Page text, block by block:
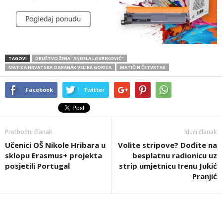
TAGOVI
DRUŠTVO ŽENA ''ANĐELA LOVREKOVIĆ''
MATICA HRVATSKA OGRANAK VELIKA GORICA
MATIČIN ČETVRTAK
Facebook Twitter
Prethodni članak
Učenici OŠ Nikole Hribara u
sklopu Erasmus+ projekta
posjetili Portugal
Idući članak
Volite stripove? Dođite na
besplatnu radionicu uz
strip umjetnicu Irenu Jukić
Pranjić